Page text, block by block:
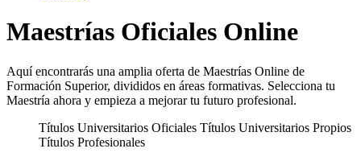
Maestrías Oficiales Online
Aquí encontrarás una amplia oferta de Maestrías Online de
Formación Superior, divididos en áreas formativas. Selecciona tu
Maestría ahora y empieza a mejorar tu futuro profesional.
Títulos Universitarios Oficiales Títulos Universitarios Propios
Títulos Profesionales